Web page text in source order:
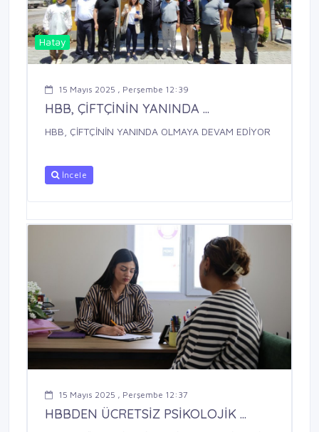
Hatay
15 Mayıs 2025 , Perşembe 12:39
HBB, ÇİFTÇİNİN YANINDA ...
HBB, ÇİFTÇİNİN YANINDA OLMAYA DEVAM EDİYOR
İncele
15 Mayıs 2025 , Perşembe 12:37
HBBDEN ÜCRETSİZ PSİKOLOJİK ...